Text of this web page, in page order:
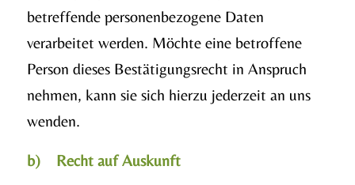
betreffende personenbezogene Daten
verarbeitet werden. Möchte eine betroffene
Person dieses Bestätigungsrecht in Anspruch
nehmen, kann sie sich hierzu jederzeit an uns
wenden.
b) Recht auf Auskunft